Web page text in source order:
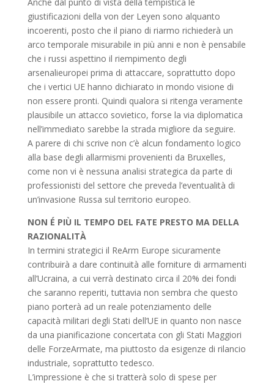
giustificazioni della von der Leyen sono alquanto
incoerenti, posto che il piano di riarmo richiederà un
arco temporale misurabile in più anni e non è pensabile
che i russi aspettino il riempimento degli
arsenalieuropei prima di attaccare, soprattutto dopo
che i vertici UE hanno dichiarato in mondo visione di
non essere pronti. Quindi qualora si ritenga veramente
plausibile un attacco sovietico, forse la via diplomatica
nell’immediato sarebbe la strada migliore da seguire.
A parere di chi scrive non c’è alcun fondamento logico
alla base degli allarmismi provenienti da Bruxelles,
come non vi è nessuna analisi strategica da parte di
professionisti del settore che preveda l’eventualità di
un’invasione Russa sul territorio europeo.
NON É PIÙ IL TEMPO DEL FATE PRESTO MA DELLA
RAZIONALITÀ
In termini strategici il ReArm Europe sicuramente
contribuirà a dare continuità alle forniture di armamenti
all’Ucraina, a cui verrà destinato circa il 20% dei fondi
che saranno reperiti, tuttavia non sembra che questo
piano porterà ad un reale potenziamento delle
capacità militari degli Stati dell’UE in quanto non nasce
da una pianificazione concertata con gli Stati Maggiori
delle ForzeArmate, ma piuttosto da esigenze di rilancio
industriale, soprattutto tedesco.
L’impressione è che si tratterà solo di spese per